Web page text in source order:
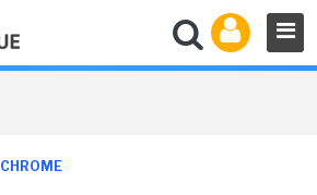
CHROME